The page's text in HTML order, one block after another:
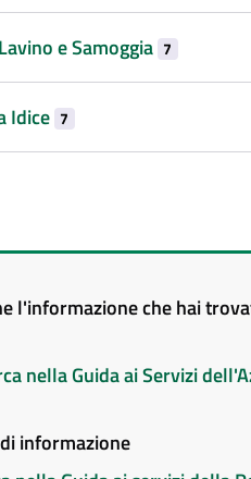
e Samoggia 7
Idice 7
l'informazione che hai
nella Guida ai Servizi
informazione